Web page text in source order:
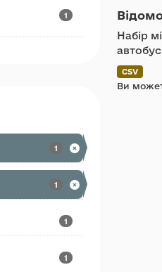
1
1
1
1
1
Набір
CSV
Ви